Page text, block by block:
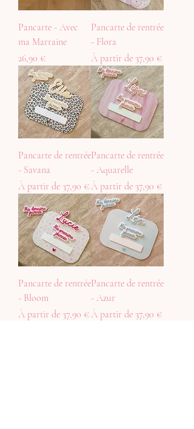
Pancarte - Avec
ma Marraine
Prix
26,90 €
Pancarte de rentrée
- Flora
À partir de 37,90 €
Prix promotionnel
Pancarte de rentrée
- Savana
À partir de 37,90 €
Prix promotionnel
Pancarte de rentrée
- Aquarelle
À partir de 37,90 €
Prix promotionnel
Pancarte de rentrée
- Bloom
À partir de 37,90 €
Prix promotionnel
Pancarte de rentrée
- Azur
À partir de 37,90 €
Prix promotionnel